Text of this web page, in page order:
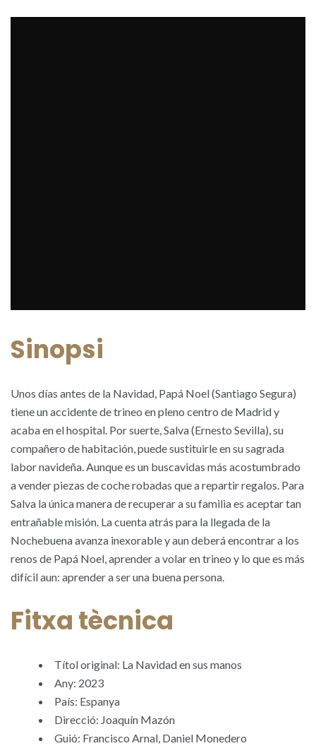
Sinopsi
Unos días antes de la Navidad, Papá Noel (Santiago Segura)
tiene un accidente de trineo en pleno centro de Madrid y
acaba en el hospital. Por suerte, Salva (Ernesto Sevilla), su
compañero de habitación, puede sustituirle en su sagrada
labor navideña. Aunque es un buscavidas más acostumbrado
a vender piezas de coche robadas que a repartir regalos. Para
Salva la única manera de recuperar a su familia es aceptar tan
entrañable misión. La cuenta atrás para la llegada de la
Nochebuena avanza inexorable y aun deberá encontrar a los
renos de Papá Noel, aprender a volar en trineo y lo que es más
difícil aun: aprender a ser una buena persona.
Fitxa tècnica
Títol original: La Navidad en sus manos
Any: 2023
País: Espanya
Direcció: Joaquín Mazón
Guió: Francisco Arnal, Daniel Monedero